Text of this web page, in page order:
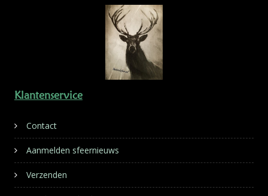
Klantenservice
Contact
Aanmelden sfeernieuws
Verzenden